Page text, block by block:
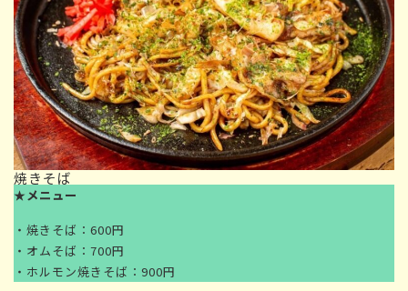
焼きそば
★ メニュー
・焼きそば：600円
・オムそば：700円
・ホルモン焼きそば：900円